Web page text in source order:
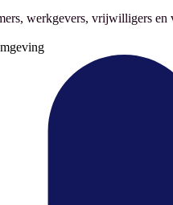
werkgevers, vrijwilligers